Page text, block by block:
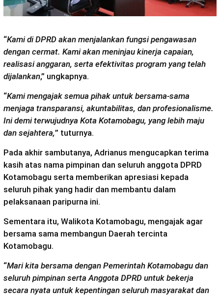
“Kami di DPRD akan menjalankan fungsi pengawasan
dengan cermat. Kami akan meninjau kinerja capaian,
realisasi anggaran, serta efektivitas program yang telah
dijalankan,” ungkapnya.
“Kami mengajak semua pihak untuk bersama-sama
menjaga transparansi, akuntabilitas, dan profesionalisme.
Ini demi terwujudnya Kota Kotamobagu, yang lebih maju
dan sejahtera,” tuturnya.
Pada akhir sambutanya, Adrianus mengucapkan terima
kasih atas nama pimpinan dan seluruh anggota DPRD
Kotamobagu serta memberikan apresiasi kepada
seluruh pihak yang hadir dan membantu dalam
pelaksanaan paripurna ini.
Sementara itu, Walikota Kotamobagu, mengajak agar
bersama sama membangun Daerah tercinta
Kotamobagu.
“Mari kita bersama dengan Pemerintah Kotamobagu dan
seluruh pimpinan serta Anggota DPRD untuk bekerja
secara nyata untuk kepentingan seluruh masyarakat dan